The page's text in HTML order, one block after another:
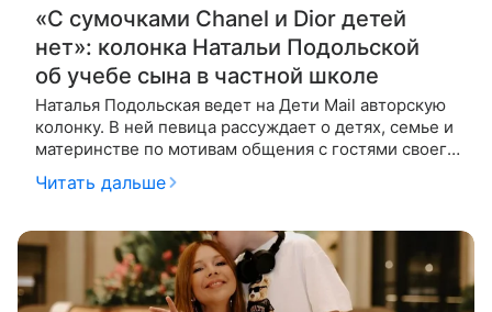
«С сумочками Chanel и Dior детей
нет»: колонка Натальи Подольской
об учебе сына в частной школе
Наталья Подольская ведет на Дети Mail авторскую
колонку. В ней певица рассуждает о детях, семье и
материнстве по мотивам общения с гостями своего
стала певица
Читать дальше